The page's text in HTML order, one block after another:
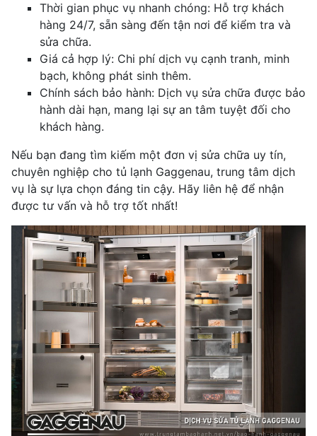
Thời gian phục vụ nhanh chóng: Hỗ trợ khách
hàng 24/7, sẵn sàng đến tận nơi để kiểm tra và
sửa chữa.
Giá cả hợp lý: Chi phí dịch vụ cạnh tranh, minh
bạch, không phát sinh thêm.
Chính sách bảo hành: Dịch vụ sửa chữa được bảo
hành dài hạn, mang lại sự an tâm tuyệt đối cho
khách hàng.
Nếu bạn đang tìm kiếm một đơn vị sửa chữa uy tín,
chuyên nghiệp cho tủ lạnh Gaggenau, trung tâm dịch
vụ là sự lựa chọn đáng tin cậy. Hãy liên hệ để nhận
được tư vấn và hỗ trợ tốt nhất!